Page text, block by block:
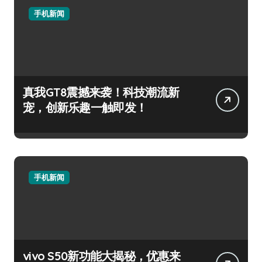
手机新闻
真我GT8震撼来袭！科技潮流新
宠，创新乐趣一触即发！
手机新闻
vivo S50新功能大揭秘，优惠来